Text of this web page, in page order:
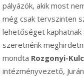
pályázók, akik most
még csak tervszinten
lehetőséget
szeretnénk
mondta Rozgonyi-
intézményvezető,